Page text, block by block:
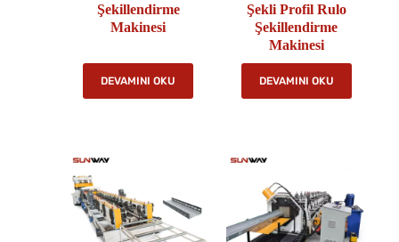
Şekillendirme
Makinesi
DEVAMINI OKU
Şekli Profil Rulo
Şekillendirme
Makinesi
DEVAMINI OKU